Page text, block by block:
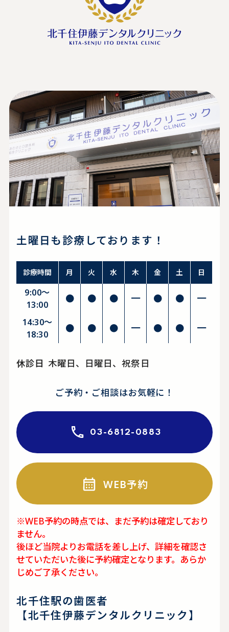
土曜日も診療しております！
診療時間 月 火 水 木 金 土 日
9:00～
13:00
● ● ● ━ ● ● ━
14:30〜
18:30
● ● ● ━ ● ● ━
休診日 木曜日、日曜日、祝祭日
ご予約・ご相談はお気軽に！
03-6812-0883
WEB予約
※WEB予約の時点では、まだ予約は確定しており
ません。
後ほど当院よりお電話を差し上げ、詳細を確認さ
せていただいた後に予約確定となります。あらか
じめご了承ください。
北千住駅の歯医者
【北千住伊藤デンタルクリニック】